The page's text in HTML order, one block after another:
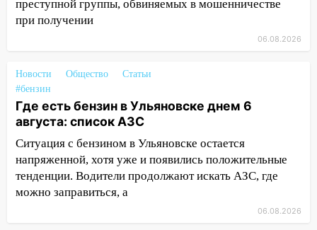
опасность» на территории Ульяновской
области
2027 года импорт, выпуск и обращение
бензина Евро 2, Евро 3, Евро 4
11:12 Соцсети: на Рябикова автомобиль
врезался в забор
10:27 Где есть бензин в Ульяновске
днем 6 августа: список АЗС
10:16
Внимание! В Ульяновской области
преступной группы, обвиняемых в мошенничестве
при получении
06.08.2026
Новости Общество
Статьи
#бензин
Где есть бензин в Ульяновске днем 6
августа: список АЗС
Ситуация с бензином в Ульяновске остается
напряженной, хотя уже и появились положительные
тенденции. Водители продолжают искать АЗС, где
можно заправиться, а
06.08.2026